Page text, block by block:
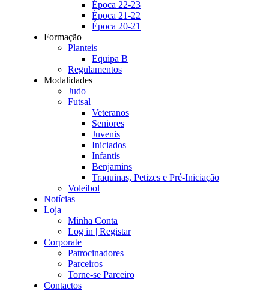
Época 22-23
Época 21-22
Época 20-21
Formação
Planteis
Equipa B
Regulamentos
Modalidades
Judo
Futsal
Veteranos
Seniores
Juvenis
Iniciados
Infantis
Benjamins
Traquinas, Petizes e Pré-Iniciação
Voleibol
Notícias
Loja
Minha Conta
Log in | Registar
Corporate
Patrocinadores
Parceiros
Torne-se Parceiro
Contactos